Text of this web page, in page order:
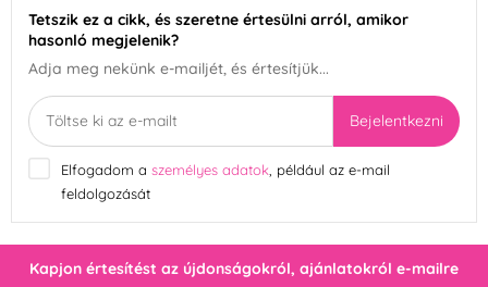
Tetszik ez a cikk, és szeretne értesülni arról, amikor
hasonló megjelenik?
Adja meg nekünk e-mailjét, és értesítjük...
Bejelentkezni
Elfogadom a személyes adatok , például az e-mail
feldolgozását
Kapjon értesítést az újdonságokról, ajánlatokról e-mailre